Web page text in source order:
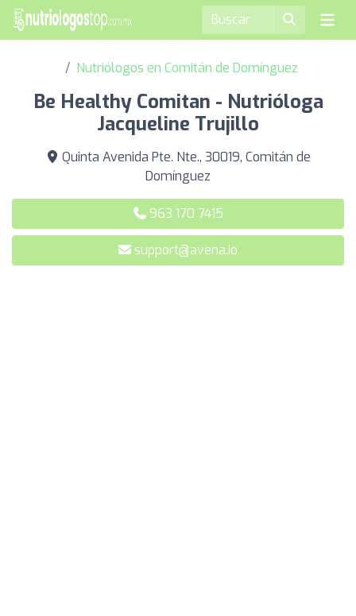
Nutriólogos en Comitán de Domínguez
Be Healthy Comitan - Nutrióloga
Jacqueline Trujillo
Quinta Avenida Pte. Nte., 30019, Comitán de
Domínguez
963 170 7415
support@avena.io